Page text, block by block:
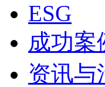
ESG
成功案
资讯与